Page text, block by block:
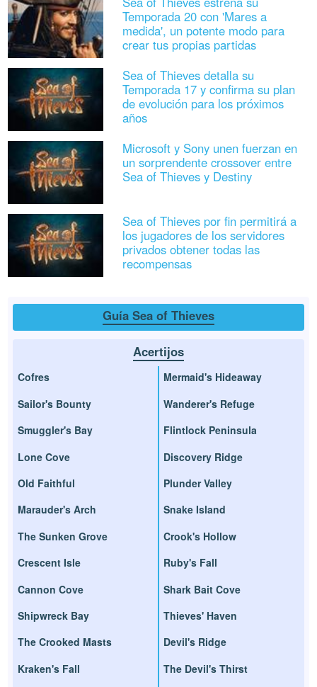
Temporada 20 con 'Mares a
medida', un potente modo para
crear tus propias partidas
Sea of Thieves detalla su
Temporada 17 y confirma su plan
de evolución para los próximos
años
Microsoft y Sony unen fuerzan en
un sorprendente crossover entre
Sea of Thieves y Destiny
Sea of Thieves por fin permitirá a
los jugadores de los servidores
privados obtener todas las
recompensas
Guía Sea of Thieves
Acertijos
Cofres
Sailor's Bounty
Smuggler's Bay
Lone Cove
Old Faithful
Marauder's Arch
The Sunken Grove
Crescent Isle
Cannon Cove
Shipwreck Bay
The Crooked Masts
Kraken's Fall
Mermaid's Hideaway
Wanderer's Refuge
Flintlock Peninsula
Discovery Ridge
Plunder Valley
Snake Island
Crook's Hollow
Ruby's Fall
Shark Bait Cove
Thieves' Haven
Devil's Ridge
The Devil's Thirst